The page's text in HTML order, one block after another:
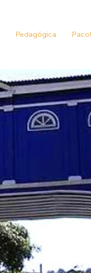
Pedagógica